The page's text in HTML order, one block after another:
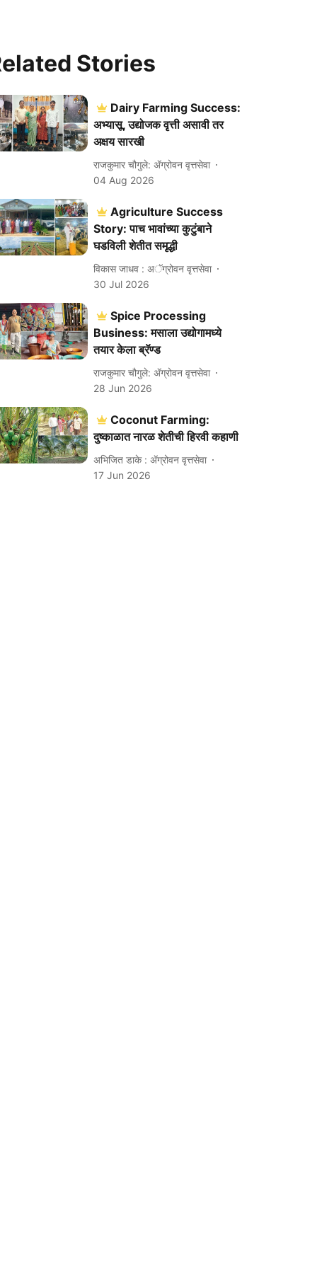
Stories
Dairy Farming Success:
अभ्यासू, उद्योजक वृत्ती असावी तर
अक्षय सारखी
राजकुमार चौगुले: ॲग्रोवन वृत्तसेवा
04 Aug 2026
Agriculture Success
Story: पाच भावांच्या कुटुंबाने
घडविली शेतीत समृद्धी
विकास जाधव : अॅग्रोवन वृत्तसेवा
30 Jul 2026
Spice Processing
Business: मसाला उद्योगामध्ये
तयार केला ब्रॅण्ड
राजकुमार चौगुले: ॲग्रोवन वृत्तसेवा
28 Jun 2026
Coconut Farming:
दुष्काळात नारळ शेतीची हिरवी कहाणी
अभिजित डाके : ॲग्रोवन वृत्तसेवा
17 Jun 2026